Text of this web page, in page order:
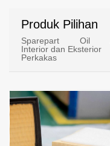
Produk Pilihan
Sparepart Oil
Interior dan Eksterior
Perkakas